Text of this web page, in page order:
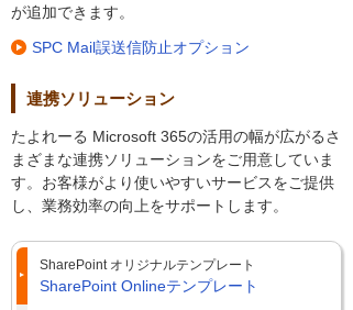
が追加できます。
SPC Mail誤送信防止オプション
連携ソリューション
たよれーる Microsoft 365の活用の幅が広がるさ
まざまな連携ソリューションをご用意していま
す。お客様がより使いやすいサービスをご提供
し、業務効率の向上をサポートします。
SharePoint オリジナルテンプレート
SharePoint Onlineテンプレート